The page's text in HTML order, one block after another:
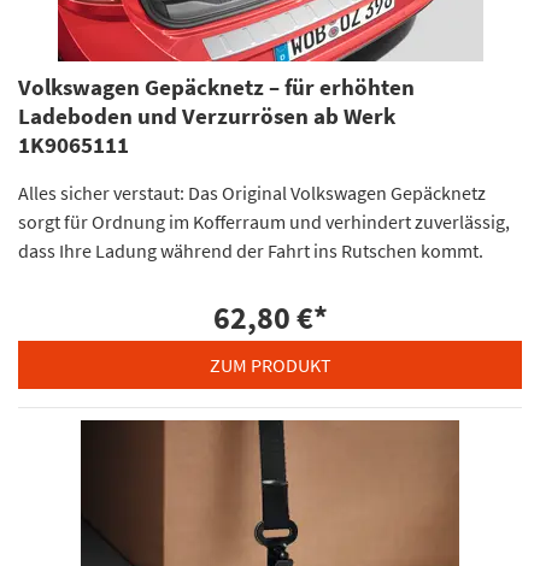
Volkswagen Gepäcknetz – für erhöhten
Ladeboden und Verzurrösen ab Werk
1K9065111
Alles sicher verstaut: Das Original Volkswagen Gepäcknetz
sorgt für Ordnung im Kofferraum und verhindert zuverlässig,
dass Ihre Ladung während der Fahrt ins Rutschen kommt.
62,80 €*
ZUM PRODUKT